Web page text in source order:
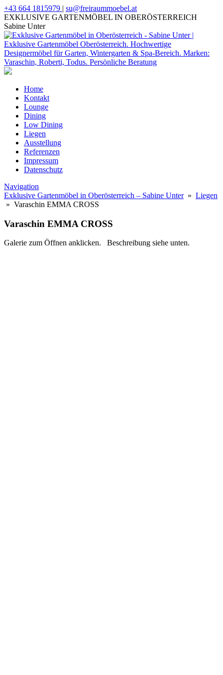
+43 664 1815979 | su@freiraummoebel.at
EXKLUSIVE GARTENMÖBEL IN OBERÖSTERREICH
Sabine Unter
Home
Kontakt
Lounge
Dining
Low Dining
Liegen
Ausstellung
Referenzen
Impressum
Datenschutz
Navigation
Exklusive Gartenmöbel in Oberösterreich – Sabine Unter» Liegen
» Varaschin EMMA CROSS
Varaschin EMMA CROSS
Galerie zum Öffnen anklicken. Beschreibung siehe unten.